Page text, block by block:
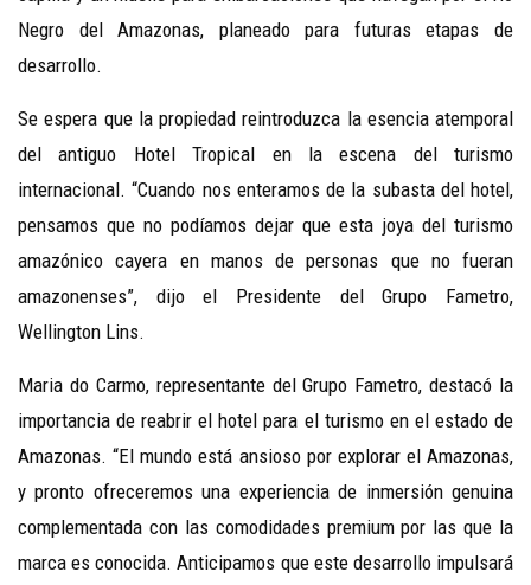
Negro del Amazonas, planeado para futuras etapas de
desarrollo.
Se espera que la propiedad reintroduzca la esencia atemporal
del antiguo Hotel Tropical en la escena del turismo
internacional. “Cuando nos enteramos de la subasta del hotel,
pensamos que no podíamos dejar que esta joya del turismo
amazónico cayera en manos de personas que no fueran
amazonenses”, dijo el Presidente del Grupo Fametro,
Wellington Lins.
Maria do Carmo, representante del Grupo Fametro, destacó la
importancia de reabrir el hotel para el turismo en el estado de
Amazonas. “El mundo está ansioso por explorar el Amazonas,
y pronto ofreceremos una experiencia de inmersión genuina
complementada con las comodidades premium por las que la
marca es conocida. Anticipamos que este desarrollo impulsará